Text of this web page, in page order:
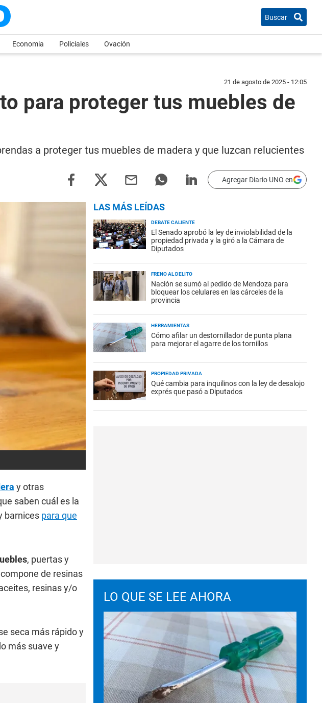
Buscar
Economia Policiales Ovación
21 de agosto de 2025 - 12:05
para proteger tus muebles de
a proteger tus muebles de madera y que luzcan relucientes
Agregar Diario UNO en
y otras
saben cuál es la
barnices para que
, puertas y
de resinas
resinas y/o
seca más rápido y
más suave y
LAS MÁS LEÍDAS
DEBATE CALIENTE
El Senado aprobó la ley de inviolabilidad de la
propiedad privada y la giró a la Cámara de
Diputados
FRENO AL DELITO
Nación se sumó al pedido de Mendoza para
bloquear los celulares en las cárceles de la
provincia
HERRAMIENTAS
Cómo afilar un destornillador de punta plana
para mejorar el agarre de los tornillos
PROPIEDAD PRIVADA
Qué cambia para inquilinos con la ley de desalojo
exprés que pasó a Diputados
LO QUE SE LEE AHORA